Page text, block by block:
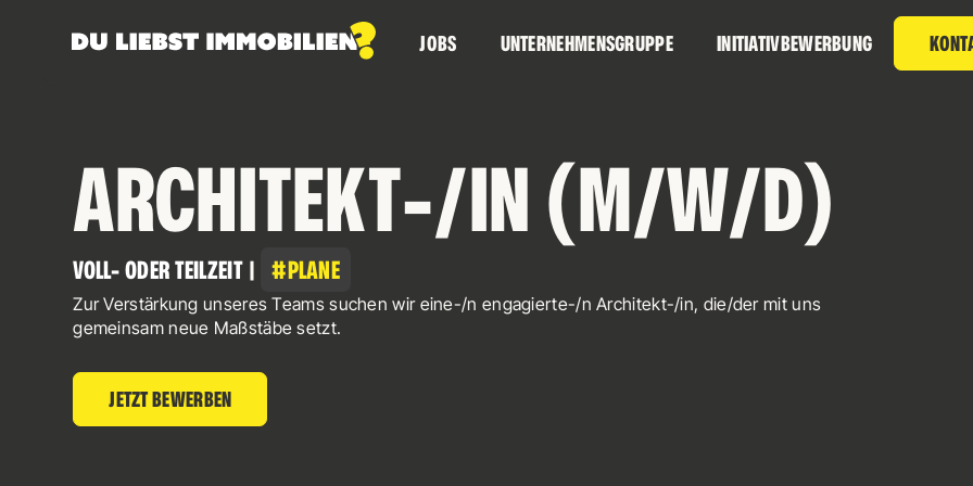
JOBS UNTERNEHMENSGRUPPE INITIATIVBEWERBUNG
ARCHITEKT-/IN (M/W/D)
VOLL- ODER TEILZEIT | #PLANE
Zur Verstärkung unseres Teams suchen wir eine-/n engagierte-/n Architekt-/in, die/der mit uns
gemeinsam neue Maßstäbe setzt.
JETZT BEWERBEN